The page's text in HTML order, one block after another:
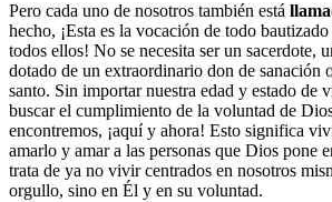
Pero cada uno de nosotros también está
hecho, ¡Esta es la vocación de todo
todos ellos! No se necesita ser un sacerdote,
dotado de un extraordinario don de sanación
santo. Sin importar nuestra edad y estado de
buscar el cumplimiento de la voluntad de
encontremos, ¡aquí y ahora! Esto significa
amarlo y amar a las personas que Dios pone
trata de ya no vivir centrados en nosotros
orgullo, sino en Él y en su voluntad.